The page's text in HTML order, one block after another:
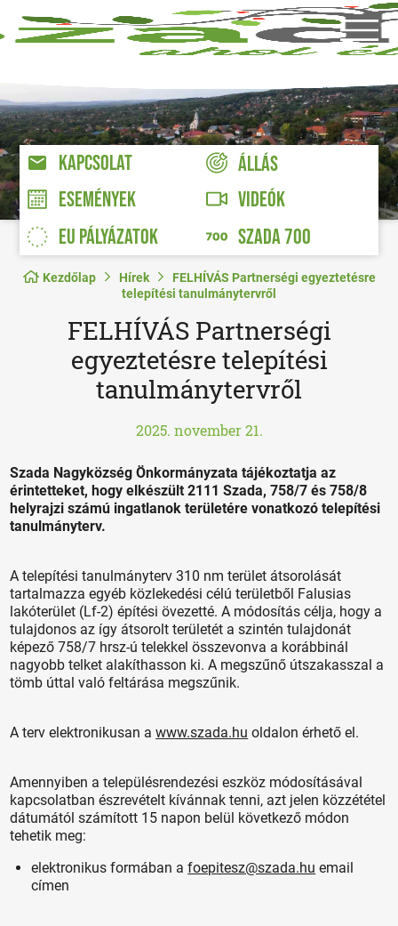
KAPCSOLAT
ÁLLÁS
ESEMÉNYEK
VIDEÓK
EU PÁLYÁZATOK
SZADA 700
Kezdőlap Hírek
FELHÍVÁS Partnerségi egyeztetésre
telepítési tanulmánytervről
FELHÍVÁS Partnerségi
egyeztetésre telepítési
tanulmánytervről
2025. november 21.
Szada Nagyközség Önkormányzata tájékoztatja az
érintetteket, hogy elkészült 2111 Szada, 758/7 és 758/8
helyrajzi számú ingatlanok területére vonatkozó telepítési
tanulmányterv.
A telepítési tanulmányterv 310 nm terület átsorolását
tartalmazza egyéb közlekedési célú területből Falusias
lakóterület (Lf-2) építési övezetté. A módosítás célja, hogy a
tulajdonos az így átsorolt területét a szintén tulajdonát
képező 758/7 hrsz-ú telekkel összevonva a korábbinál
nagyobb telket alakíthasson ki. A megszűnő útszakasszal a
tömb úttal való feltárása megszűnik.
A terv elektronikusan awww.szada.hu oldalon érhető el.
Amennyiben a településrendezési eszköz módosításával
kapcsolatban észrevételt kívánnak tenni, azt jelen közzététel
dátumától számított 15 napon belül következő módon
tehetik meg:
elektronikus formában afoepitesz@szada.hu email
címen